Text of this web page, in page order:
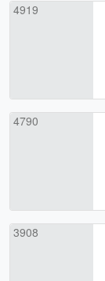
4919
4790
3908